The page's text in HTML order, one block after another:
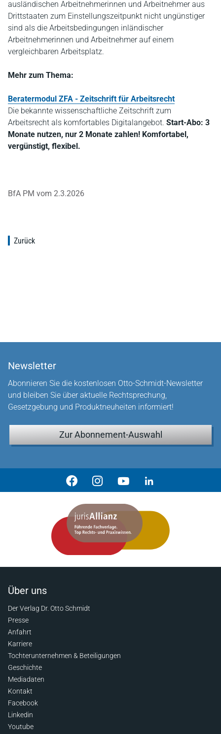
ausländischen Arbeitnehmerinnen und Arbeitnehmer aus
Drittstaaten zum Einstellungszeitpunkt nicht ungünstiger
sind als die Arbeitsbedingungen inländischer
Arbeitnehmerinnen und Arbeitnehmer auf einem
vergleichbaren Arbeitsplatz.
Mehr zum Thema:
Beratermodul ZFA - Zeitschrift für Arbeitsrecht
Die bekannte wissenschaftliche Zeitschrift zum
Arbeitsrecht als komfortables Digitalangebot. Start-Abo: 3
Monate nutzen, nur 2 Monate zahlen! Komfortabel,
vergünstigt, flexibel.
BfA PM vom 2.3.2026
Zurück
Newsletter
Abonnieren Sie die kostenlosen Otto-Schmidt-Newsletter
und bleiben Sie über aktuelle Rechtsprechung,
Gesetzgebung und Produktneuheiten informiert!
Zur Abonnement-Auswahl
Über uns
Der Verlag Dr. Otto Schmidt
Presse
Anfahrt
Karriere
Tochterunternehmen & Beteiligungen
Geschichte
Mediadaten
Kontakt
Facebook
Linkedin
Youtube